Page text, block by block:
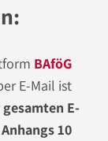
BAföG
E-Mail ist
E-
10